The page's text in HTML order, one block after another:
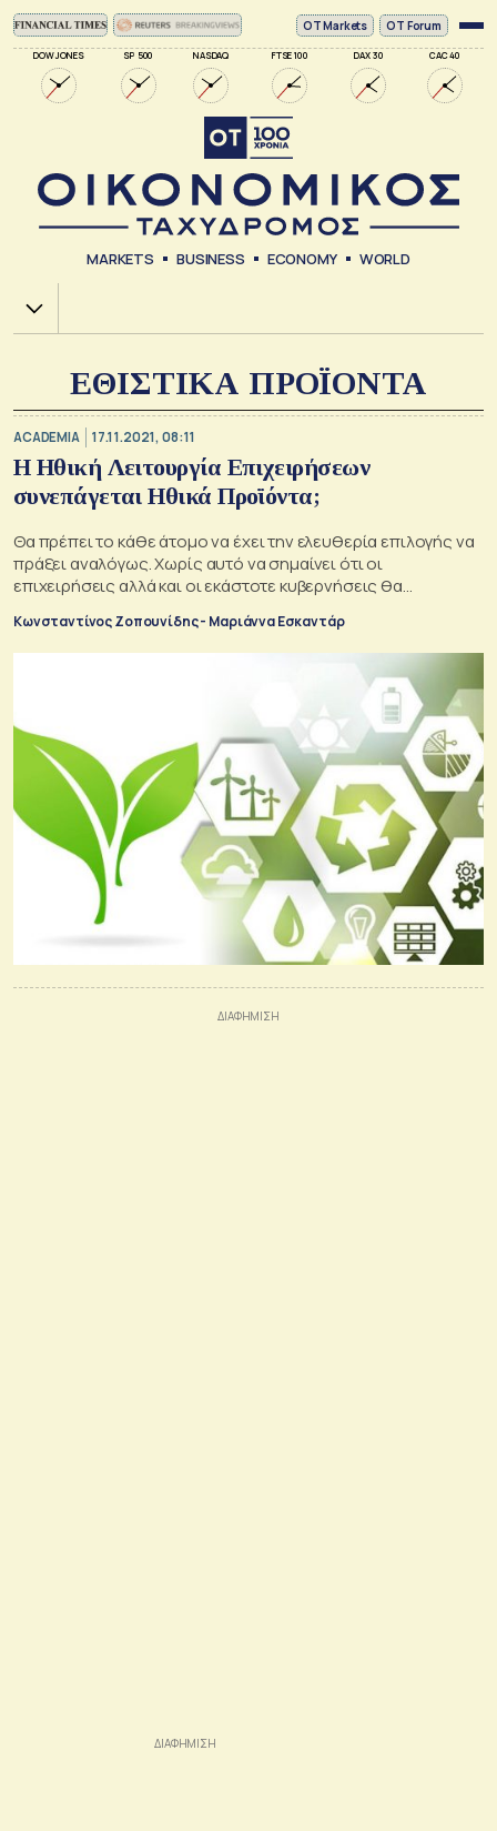
DOW JONES SP 500 NASDAQ FTSE 100 DAX 30 CAC 40
ΟΤ Markets OT Forum
MARKETS BUSINESS ECONOMY WORLD
Χ.Α.
ΕΘΙΣΤΙΚΑ ΠΡΟΪΟΝΤΑ
ACADEMIA 17.11.2021, 08:11
Η Ηθική Λειτουργία Επιχειρήσεων
συνεπάγεται Ηθικά Προϊόντα;
Θα πρέπει το κάθε άτομο να έχει την ελευθερία επιλογής να
πράξει αναλόγως. Χωρίς αυτό να σημαίνει ότι οι
επιχειρήσεις αλλά και οι εκάστοτε κυβερνήσεις θα
επιπτώσεων σε ένα μεγάλο μέρος των χρηστών
Κωνσταντίνος Ζοπουνίδης - Μαριάννα Εσκαντάρ